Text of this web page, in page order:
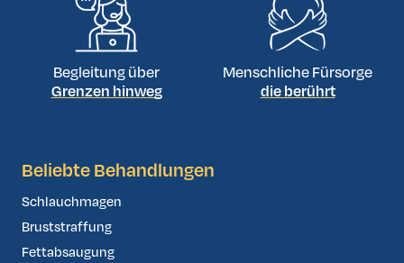
Begleitung über
Grenzen hinweg
Menschliche Fürsorge
die berührt
Beliebte Behandlungen
Schlauchmagen
Bruststraffung
Fettabsaugung